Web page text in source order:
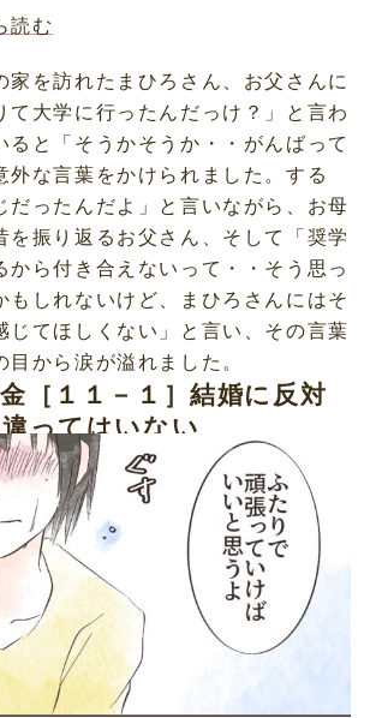
読む
家を訪れたまひろさん、お父さんに
て大学に行ったんだっけ？」と言わ
ると「そうかそうか・・がんばって
外な言葉をかけられました。する
だったんだよ」と言いながら、お母
を振り返るお父さん、そして「奨学
から付き合えないって・・そう思っ
もしれないけど、まひろさんにはそ
じてほしくない」と言い、その言葉
から涙が溢れました。
［１１－１］結婚に反対
ってはいない